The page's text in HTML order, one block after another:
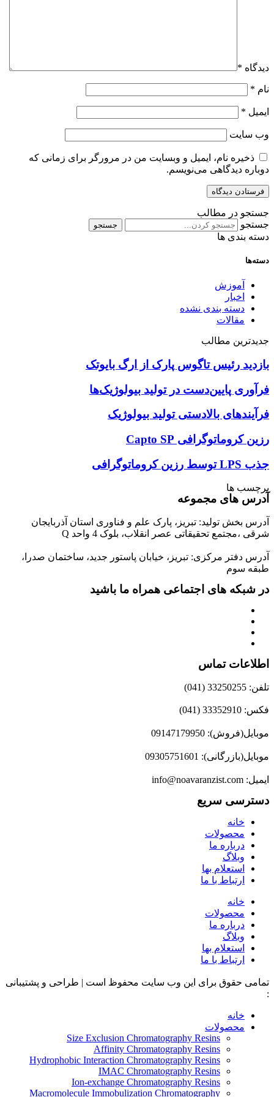
دیدگاه *
نام *
ایمیل *
وب‌ سایت
ذخیره نام، ایمیل و وبسایت من در مرورگر برای زمانی که
دوباره دیدگاهی می‌نویسم.
جستجو در مطالب
جستجو
جستجو
دسته بندی ها
دسته‌ها
آموزش
اخبار
دسته بندی نشده
مقالات
جدیدترین مطالب
بازدید رئیس تاگوس پارک از ارگ بایوتک
فرآوری پایین‌دست در تولید بیولوژیک‌ها
فرآیندهای بالادستی تولید بیولوژیک
رزین کروماتوگرافی Capto SP
جذب LPS توسط رزین کروماتوگرافی
برچسب ها
آدرس های مجموعه
آدرس بخش تولید: تبریز، پارک علم و فناوری استان آذربایجان
شرقی ،مجتمع تحقیقاتی عصر انقلاب، بلوک 4 واحد Q
آدرس دفتر مرکزی: تبریز، خیابان پاستور جدید، ساختمان صدرا،
طبقه سوم
در شبکه های اجتماعی همراه ما باشید
اطلاعات تماس
تلفن: 33250255 (041)
فکس: 33352910 (041)
موبایل(فروش): 09147179950
موبایل(بازرگانی): 09305751601
ایمیل: info@noavaranzist.com
دسترسی سریع
خانه
محصولات
درباره ما
وبلاگ
استعلام بها
ارتباط با ما
خانه
محصولات
درباره ما
وبلاگ
استعلام بها
ارتباط با ما
تمامی حقوق برای این وب سایت محفوظ است | طراحی و پشتیبانی
:
خانه
محصولات
Size Exclusion Chromatography Resins
Affinity Chromatography Resins
Hydrophobic Interaction Chromatography Resins
IMAC Chromatography Resins
Ion-exchange Chromatography Resins
Macromolecule Immobulization Chromatography